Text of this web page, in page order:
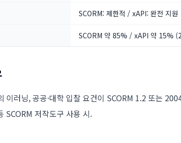
SCORM: 제한적 / xAPI: 완전 지원
SCORM 약 85% / xAPI 약 15%
이러닝, 공공·대학 입찰 요건이 SCORM 1.2 또는
저작도구 사용 시.